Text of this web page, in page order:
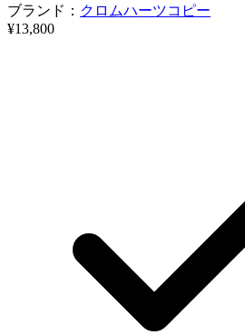
ブランド： クロムハーツコピー
¥13,800